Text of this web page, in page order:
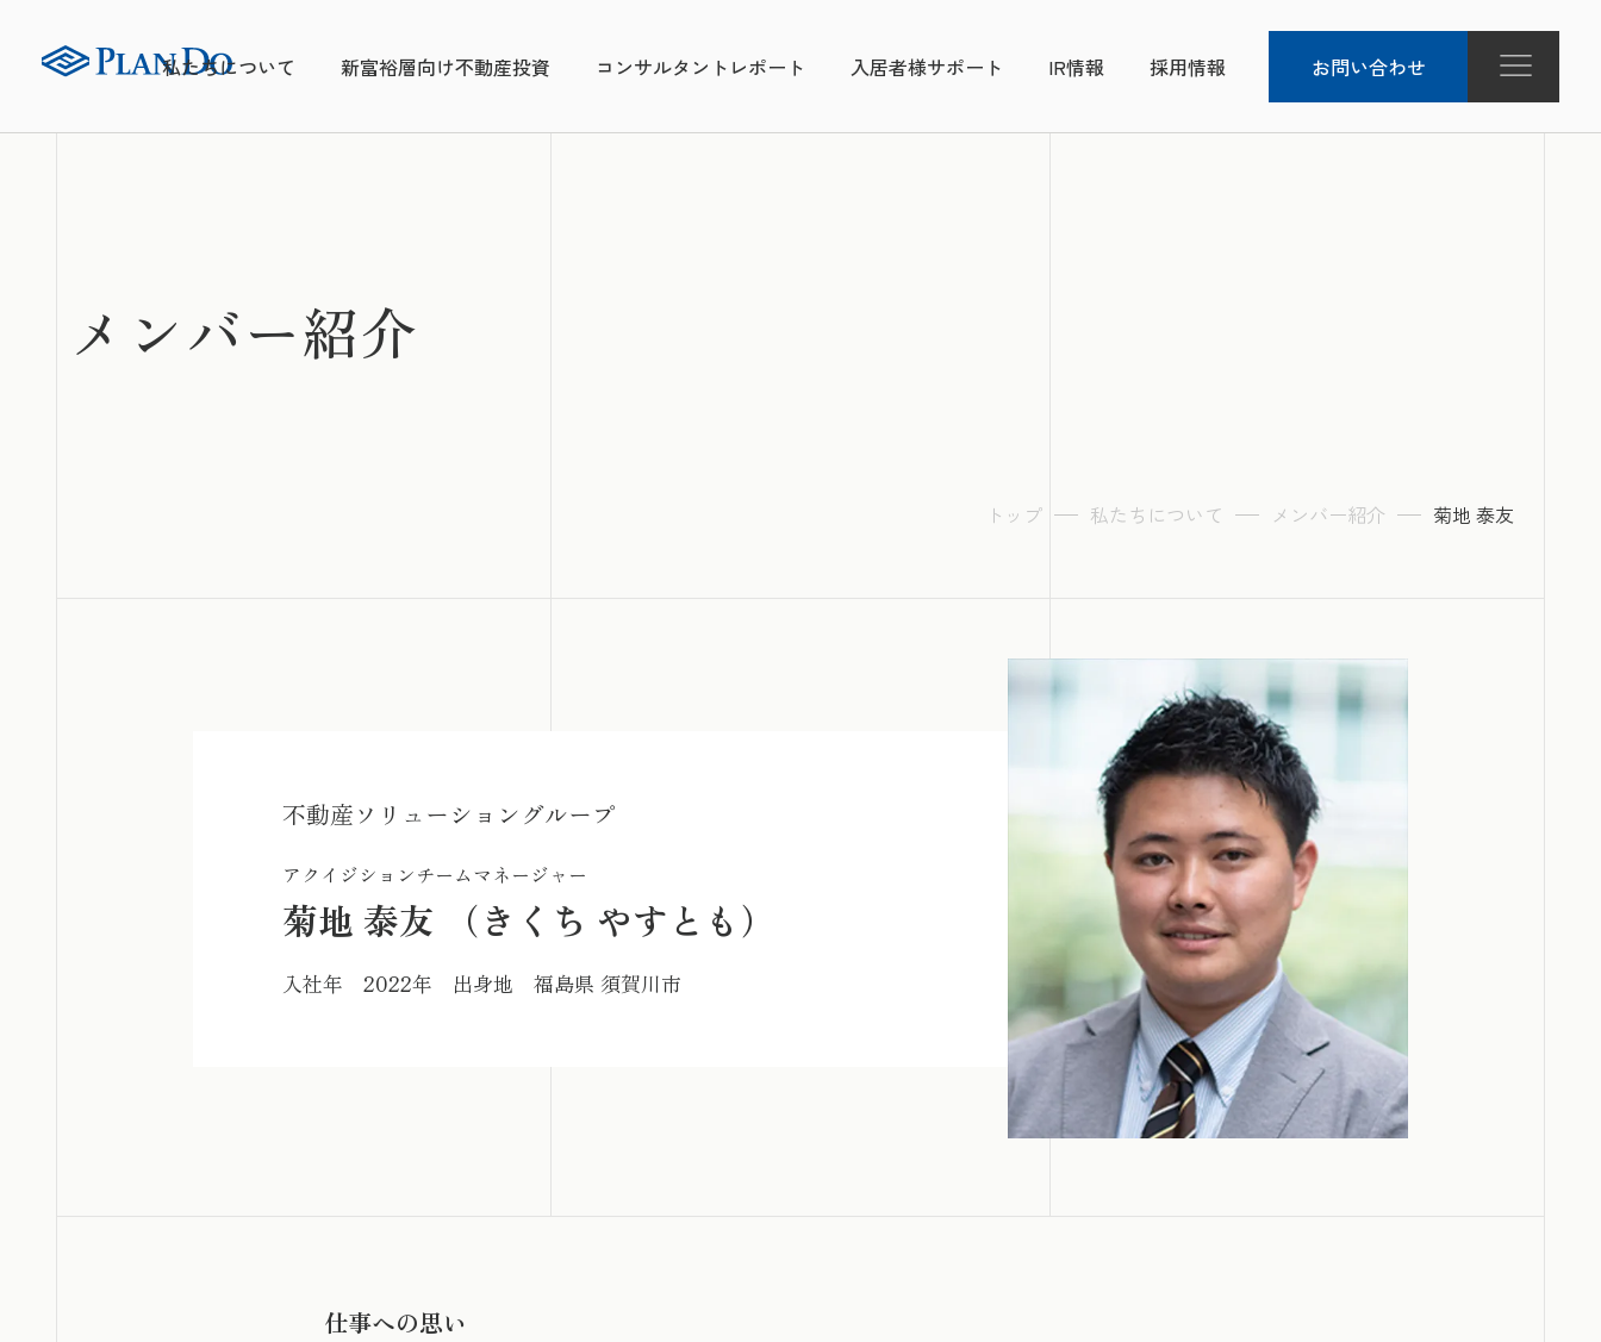
私たちについて 新富裕層向け不動産投資 コンサルタントレポート 入居者様サポート IR情報 採用情報 お問い合わせ
メンバー紹介
トップ 私たちについて メンバー紹介 菊地 泰友
不動産ソリューショングループ
アクイジションチームマネージャー
菊地 泰友 （きくち やすとも）
入社年 2022年 出身地 福島県 須賀川市
仕事への思い